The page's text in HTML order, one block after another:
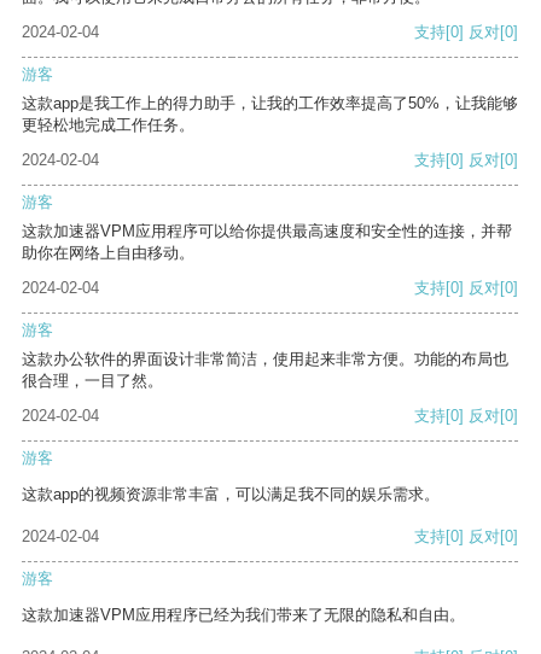
2024-02-04
支持[0] 反对[0]
游客
这款app是我工作上的得力助手，让我的工作效率提高了50%，让我能够
更轻松地完成工作任务。
2024-02-04
支持[0] 反对[0]
游客
这款加速器VPM应用程序可以给你提供最高速度和安全性的连接，并帮
助你在网络上自由移动。
2024-02-04
支持[0] 反对[0]
游客
这款办公软件的界面设计非常简洁，使用起来非常方便。功能的布局也
很合理，一目了然。
2024-02-04
支持[0] 反对[0]
游客
这款app的视频资源非常丰富，可以满足我不同的娱乐需求。
2024-02-04 支持[0] 反对[0]
游客
这款加速器VPM应用程序已经为我们带来了无限的隐私和自由。